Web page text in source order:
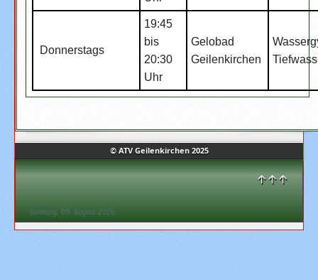
© ATV Geilenkirchen 2025
↑↑↑
Sonntag, 09. August 2026
Donnerstags
19:45
bis
20:30
Uhr
Gelobad
Geilenkirchen